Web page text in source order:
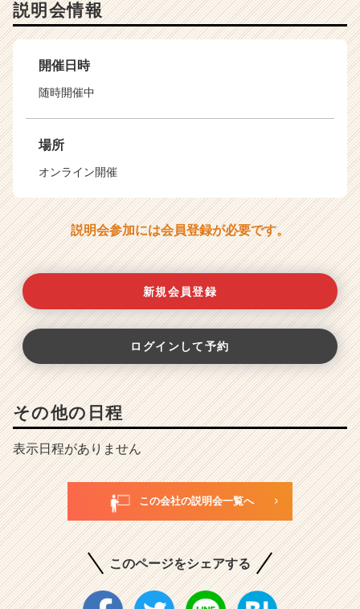
説明会情報
開催日時
随時開催中
場所
オンライン開催
説明会参加には会員登録が必要です。
新規会員登録
ログインして予約
その他の日程
表示日程がありません
この会社の説明会一覧へ
このページをシェアする